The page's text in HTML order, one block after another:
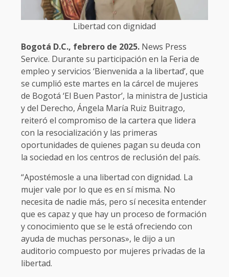
Libertad con dignidad
Bogotá D.C., febrero de 2025. News Press
Service. Durante su participación en la Feria de
empleo y servicios ‘Bienvenida a la libertad’, que
se cumplió este martes en la cárcel de mujeres
de Bogotá ‘El Buen Pastor’, la ministra de Justicia
y del Derecho, Ángela María Ruiz Buitrago,
reiteró el compromiso de la cartera que lidera
con la resocialización y las primeras
oportunidades de quienes pagan su deuda con
la sociedad en los centros de reclusión del país.
“Apostémosle a una libertad con dignidad. La
mujer vale por lo que es en sí misma. No
necesita de nadie más, pero sí necesita entender
que es capaz y que hay un proceso de formación
y conocimiento que se le está ofreciendo con
ayuda de muchas personas», le dijo a un
auditorio compuesto por mujeres privadas de la
libertad.